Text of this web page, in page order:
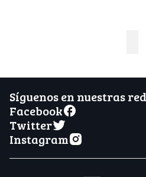
Síguenos en nuestras
Facebook
Twitter
Instagram